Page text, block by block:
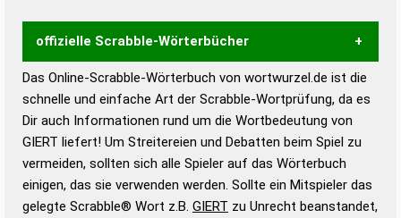
offizielle Scrabble-Wörterbücher
Wortwurzel liefert mit Hilfe eines semantischen
Wortanalyse-Algorithmus gute Anhaltspunkte zu
Wortbedeutung, Worttrennung und Wortform, um die
Gültigkeit eines Wortes für das Scrabble-Spiel zu
bestimmen!
zugelassene Turnier Scrabble-
Wörterbücher sind:
Das Online-Scrabble-Wörterbuch von wortwurzel.de ist die
schnelle und einfache Art der Scrabble-Wortprüfung, da es
Dir auch Informationen rund um die Wortbedeutung von
GIERT liefert! Um Streitereien und Debatten beim Spiel zu
vermeiden, sollten sich alle Spieler auf das Wörterbuch
einigen, das sie verwenden werden. Sollte ein Mitspieler das
gelegte Scrabble® Wort z.B. GIERT zu Unrecht beanstandet,